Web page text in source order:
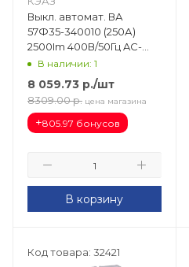
Выкл. автомат. ВА
57Ф35-340010 (250А)
2500Im 400В/50Гц AC-
УХЛ3 109319
В наличии: 1
8 059.73 р./шт
8309.00 р. цена магазина
+805.97 бонусов
В корзину
Код товара: 32421